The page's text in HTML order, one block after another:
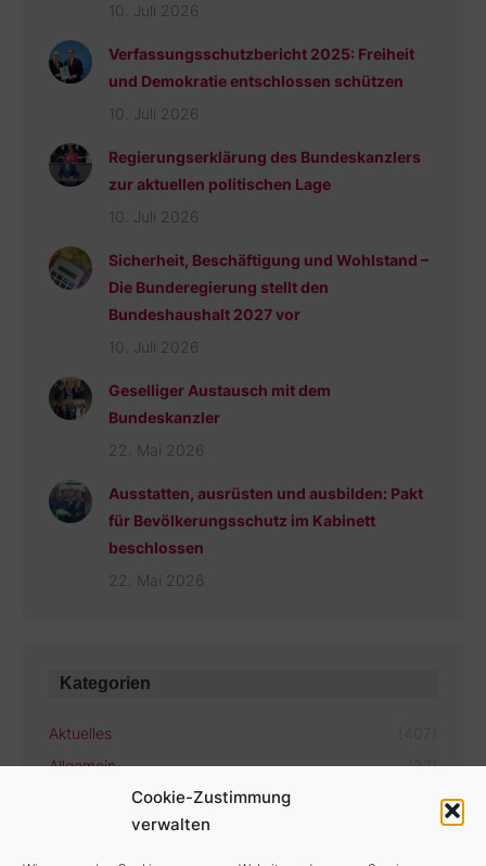
Cookie-Zustimmung
verwalten
10. Juli 2026
Verfassungsschutzbericht 2025: Freiheit
und Demokratie entschlossen schützen
10. Juli 2026
Regierungserklärung des Bundeskanzlers
zur aktuellen politischen Lage
10. Juli 2026
Sicherheit, Beschäftigung und Wohlstand –
Die Bunderegierung stellt den
Bundeshaushalt 2027 vor
10. Juli 2026
Geselliger Austausch mit dem
Bundeskanzler
22. Mai 2026
Ausstatten, ausrüsten und ausbilden: Pakt
für Bevölkerungsschutz im Kabinett
beschlossen
22. Mai 2026
Kategorien
Aktuelles
Allgemein
(27)